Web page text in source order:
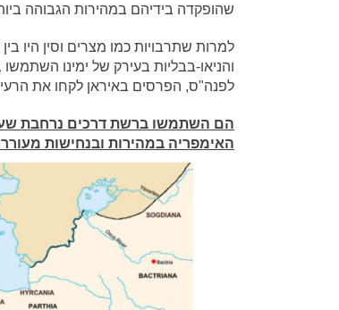
שהופקדה בידיהם במהירות הגבוהה
למרות שתרבויות כמו מצרים וסין היו
והניאו-בבליות בעירק של ימינו
לפנה"ס, הפרסים באיראן לקחו את
הם השתמשו ברשת דרכים נרחבת
האימפריה במהירות ובנחישות